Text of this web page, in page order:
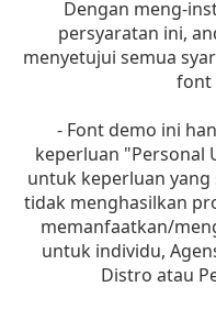
Dengan meng-
persyaratan ini,
menyetujui semua
font
- Font demo ini
keperluan "Personal
untuk keperluan
tidak menghasilkan
memanfaatkan/
untuk individu,
Distro atau